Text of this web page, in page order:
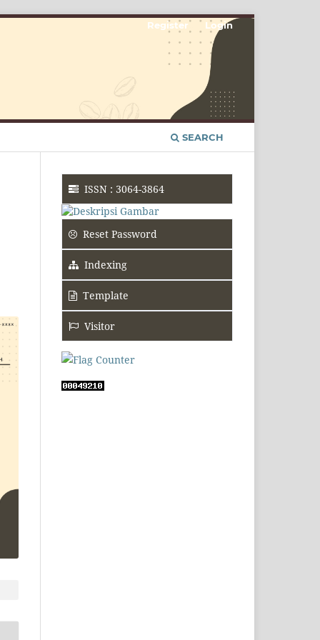
SEARCH
Register Login
ISSN : 3064-3864
Reset Password
Indexing
Template
Visitor